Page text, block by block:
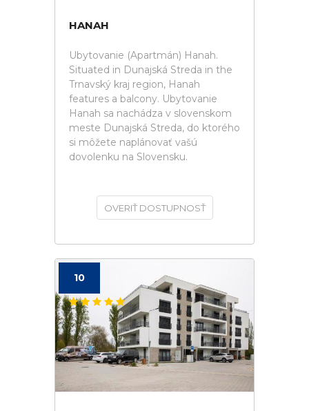
HANAH
Ubytovanie (Apartmán) Hanah.
Situated in Dunajská Streda in the
Trnavský kraj region, Hanah
features a balcony. Ubytovanie
Hanah sa nachádza v slovenskom
meste Dunajská Streda, do ktorého
si môžete naplánovať vašú
dovolenku na Slovensku.
OVERIŤ DOSTUPNOSŤ
10